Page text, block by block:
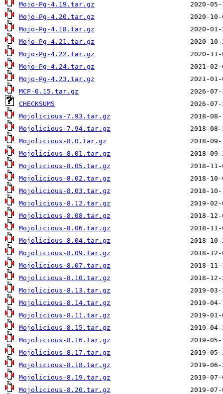
Mojo-Pg-4.19.tar.gz
Mojo-Pg-4.20.tar.gz
Mojo-Pg-4.18.tar.gz
Mojo-Pg-4.21.tar.gz
Mojo-Pg-4.22.tar.gz
Mojo-Pg-4.24.tar.gz
Mojo-Pg-4.23.tar.gz
MCP-0.15.tar.gz
CHECKSUMS
Mojolicious-7.93.tar.gz
Mojolicious-7.94.tar.gz
Mojolicious-8.0.tar.gz
Mojolicious-8.01.tar.gz
Mojolicious-8.05.tar.gz
Mojolicious-8.02.tar.gz
Mojolicious-8.03.tar.gz
Mojolicious-8.12.tar.gz
Mojolicious-8.08.tar.gz
Mojolicious-8.06.tar.gz
Mojolicious-8.04.tar.gz
Mojolicious-8.09.tar.gz
Mojolicious-8.07.tar.gz
Mojolicious-8.10.tar.gz
Mojolicious-8.13.tar.gz
Mojolicious-8.14.tar.gz
Mojolicious-8.11.tar.gz
Mojolicious-8.15.tar.gz
Mojolicious-8.16.tar.gz
Mojolicious-8.17.tar.gz
Mojolicious-8.18.tar.gz
Mojolicious-8.19.tar.gz
Mojolicious-8.20.tar.gz